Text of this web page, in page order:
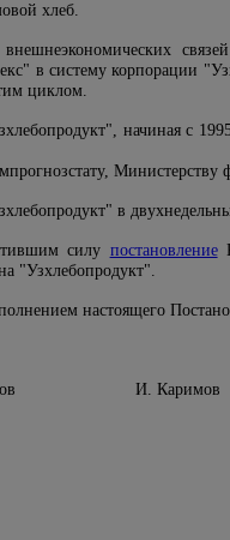
хлеб.
в систему корпорации
циклом.
начиная с
в
силу постановление
"Узхлебопродукт".
настоящего
И. Каримов